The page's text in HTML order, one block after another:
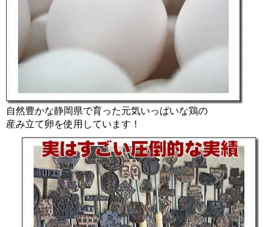
自然豊かな静岡県で育った元気いっぱいな鶏の
産み立て卵を使用しています！